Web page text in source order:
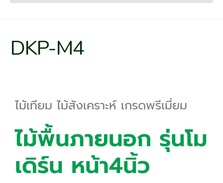
DKP-M4
ไม้เทียม ไม้สังเคราะห์ เกรดพรีเมี่ยม
ไม้พื้นภายนอก รุ่นโม
เดิร์น หน้า4นิ้ว